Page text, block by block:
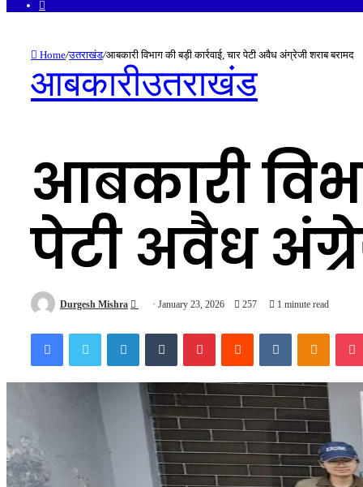
Home/उतराखंड/आबकारी विभाग की बड़ी कार्रवाई, चार पेटी अवैध अंग्रेजी शराब बरामद
आबकारीउतराखंड
आबकारी
पेटी अवैध
Durgesh Mishra
Send January 23, 2026 257 1 minute read
FacebookTwitter LinkedInTumblr PinterestReddit VKontakte